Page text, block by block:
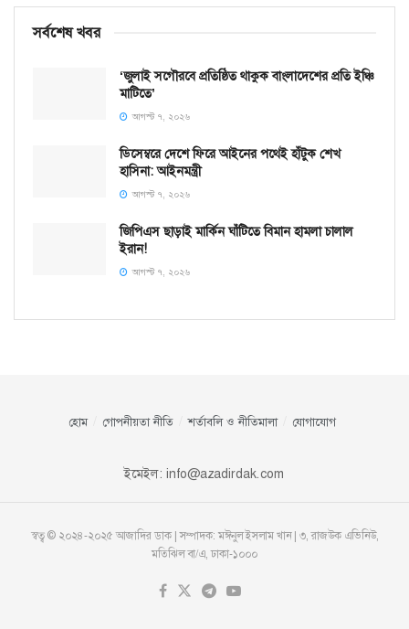
সর্বশেষ খবর
‘জুলাই সগৌরবে প্রতিষ্ঠিত থাকুক বাংলাদেশের প্রতি ইঞ্চি
মাটিতে’
আগস্ট ৭, ২০২৬
ডিসেম্বরে দেশে ফিরে আইনের পথেই হাঁটুক শেখ
হাসিনা: আইনমন্ত্রী
আগস্ট ৭, ২০২৬
জিপিএস ছাড়াই মার্কিন ঘাঁটিতে বিমান হামলা চালাল
ইরান!
আগস্ট ৭, ২০২৬
হোম গোপনীয়তা নীতি শর্তাবলি ও নীতিমালা যোগাযোগ
ইমেইল: info@azadirdak.com
স্বত্ব © ২০২৪-২০২৫ আজাদির ডাক | সম্পাদক: মঈনুল ইসলাম খান | ৩, রাজউক এভিনিউ,
মতিঝিল বা/এ, ঢাকা-১০০০